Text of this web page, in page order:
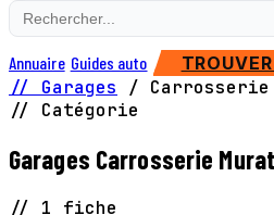
Annuaire Guides auto
// Garages /
// Catégorie
Garages Carrosserie
// 1 fiche